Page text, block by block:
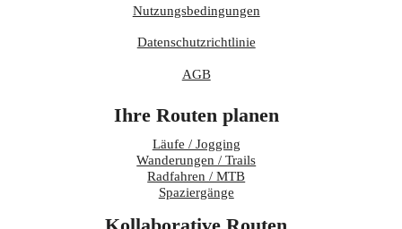
Nutzungsbedingungen
Datenschutzrichtlinie
AGB
Ihre Routen planen
Läufe / Jogging
Wanderungen / Trails
Radfahren / MTB
Spaziergänge